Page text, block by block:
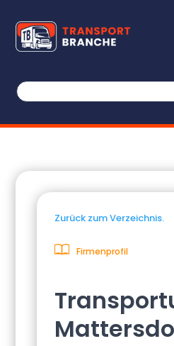
Zurück zum Verzeichnis.
Firmenprofil